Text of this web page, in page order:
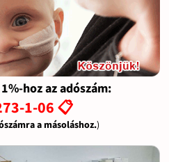
hoz az adószám:
1-06 📋
a másoláshoz.)